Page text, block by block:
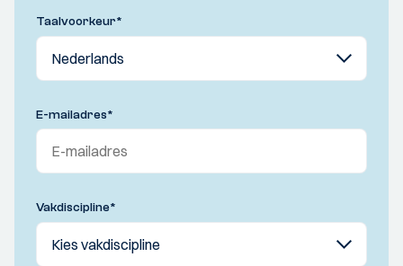
Taalvoorkeur*
E-mailadres*
Vakdiscipline*